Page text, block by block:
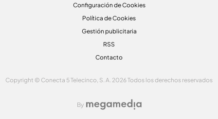
Configuración de Cookies
Política de Cookies
Gestión publicitaria
RSS
Contacto
Copyright © Conecta 5 Telecinco, S. A. 2026 Todos los derechos reservados
By